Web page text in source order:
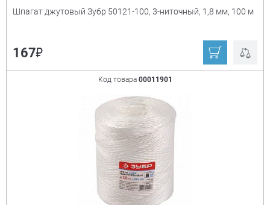
Шпагат джутовый Зубр 50121-100, 3-ниточный, 1,8 мм, 100 м
167₽
Код товара 00011901